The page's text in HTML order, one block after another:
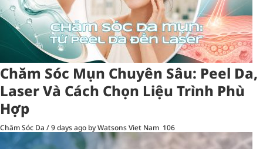
Chăm Sóc Mụn Chuyên Sâu: Peel Da,
Laser Và Cách Chọn Liệu Trình Phù
Hợp
Chăm Sóc Da /9 days ago by Watsons Viet Nam 106